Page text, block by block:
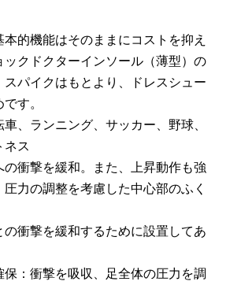
的機能はそのままにコストを抑え
ックドクターインソール（薄型）の
スパイクはもとより、ドレスシュー
す。
、ランニング、サッカー、野球、
ネス
衝撃を緩和。また、上昇動作も強
力の調整を考慮した中心部のふく
衝撃を緩和するために設置してあ
：衝撃を吸収、足全体の圧力を調